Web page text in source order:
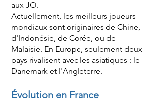
aux JO.
Actuellement, les meilleurs joueurs
mondiaux sont originaires de Chine,
d'Indonésie, de Corée, ou de
Malaisie. En Europe, seulement deux
pays rivalisent avec les asiatiques : le
Danemark et l'Angleterre.
Évolution en France